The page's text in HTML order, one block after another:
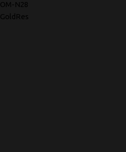
OM-N28
GoldRes